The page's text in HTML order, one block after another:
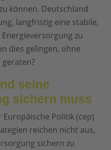
können. Deutschland
langfristig eine stabile,
zu
dies gelingen, ohne
seine
sichern muss
Politik (cep)
reichen nicht aus,
sichern zu